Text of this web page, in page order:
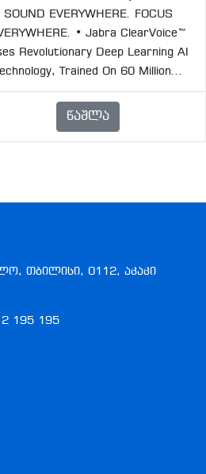
SOUND EVERYWHERE. FOCUS
• Jabra ClearVoice™
Revolutionary Deep Learning AI
Trained On 60 Million...
Წაშლა
თბილისი, 0112, აკაკი
195 195